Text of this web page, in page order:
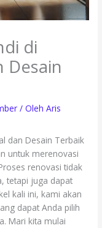
di
Desain
/ OlehAris
dan Desain Terbaik
untuk merenovasi
renovasi tidak
tetapi juga dapat
kali ini, kami akan
dapat Anda pilih
Mari kita mulai